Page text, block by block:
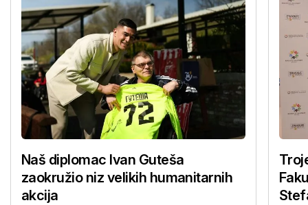
Naš diplomac Ivan Guteša
zaokružio niz velikih humanitarnih
akcija